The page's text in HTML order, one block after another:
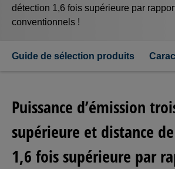
détection 1,6 fois supérieure par
conventionnels !
Guide de sélection produits
Puissance d’émission
supérieure et distance
1,6 fois supérieure par